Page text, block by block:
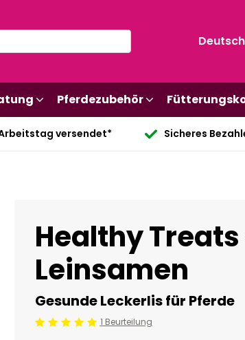
Deutsch
Pferdezubehör
versendet* Sicheres
Healthy
Leinsamen
Gesunde Leckerlis für Pferde
Beoordeling: 5/5 1 Beurteilung